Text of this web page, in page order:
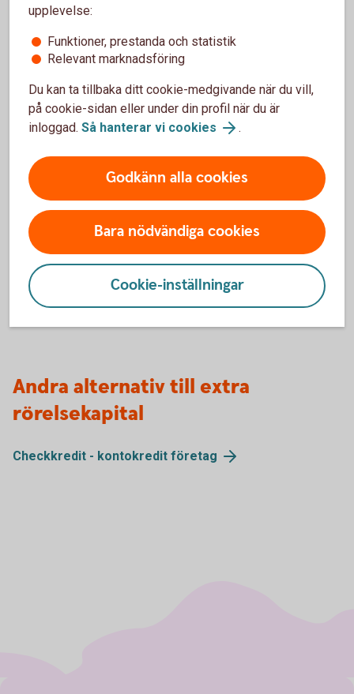
Vi betalar ut resterande 30 % av fakturans belopp
Ingen administration - allt är klart
Påminnelser och kravhantering hanteras av oss.
Frågor om fakturabelåning?
Välkommen att skicka oss ett meddelande i
internetbanken eller appen. Det går även bra att
ringa.
Kontakta oss för rådgivning
Andra alternativ till extra
rörelsekapital
Checkkredit - kontokredit företag
upplevelse:
Funktioner, prestanda och statistik
Relevant marknadsföring
Du kan ta tillbaka ditt cookie-medgivande när du vill,
på cookie-sidan eller under din profil när du är
inloggad. Så hanterar vi cookies .
Godkänn alla cookies
Bara nödvändiga cookies
Cookie-inställningar